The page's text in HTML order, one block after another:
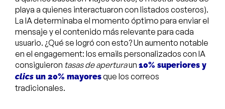
playa a quienes interactuaron con listados costeros).
La IA determinaba el momento óptimo para enviar el
mensaje y el contenido más relevante para cada
usuario. ¿Qué se logró con esto? Un aumento notable
en el engagement: los emails personalizados con IA
consiguieron tasas de aperturaun 10% superiores y
clics un 20% mayoresque los correos
tradicionales.